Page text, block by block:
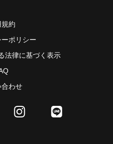
約
ポリシー
法律に基づく表示
合わせ